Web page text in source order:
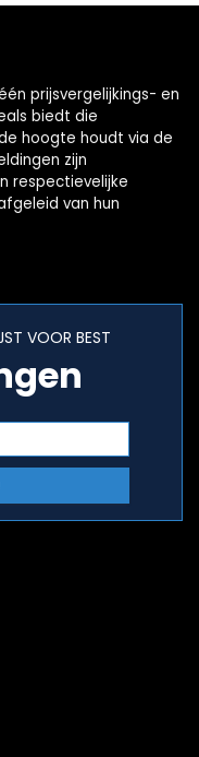
prijsvergelijkings- en
biedt die
hoogte houdt via de
zijn
respectievelijke
van hun
VOOR BEST